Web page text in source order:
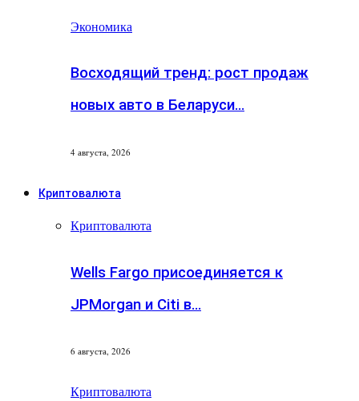
Экономика
Восходящий тренд: рост продаж
новых авто в Беларуси…
4 августа, 2026
Криптовалюта
Криптовалюта
Wells Fargo присоединяется к
JPMorgan и Citi в…
6 августа, 2026
Криптовалюта